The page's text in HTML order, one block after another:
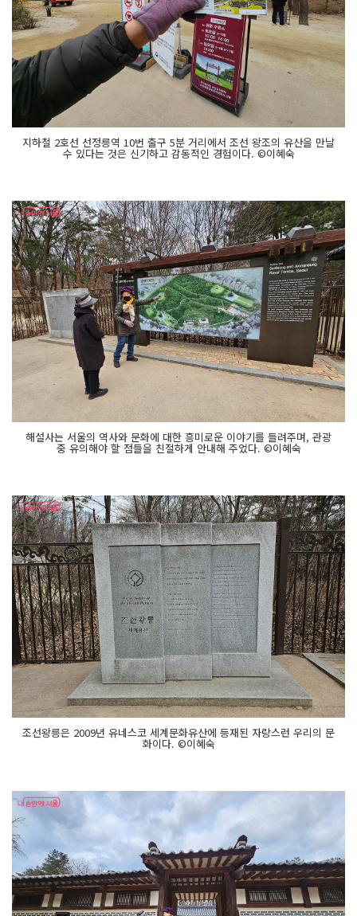
지하철 2호선 선정릉역 10번 출구 5분 거리에서 조선 왕조의 유산을 만날
수 있다는 것은 신기하고 감동적인 경험이다. ©이혜숙
해설사는 서울의 역사와 문화에 대한 흥미로운 이야기를 들려주며, 관광
중 유의해야 할 점들을 친절하게 안내해 주었다. ©이혜숙
조선왕릉은 2009년 유네스코 세계문화유산에 등재된 자랑스런 우리의 문
화이다. ©이혜숙